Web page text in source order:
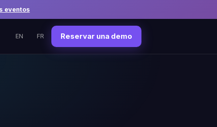
eventos
EN FR Reservar una demo